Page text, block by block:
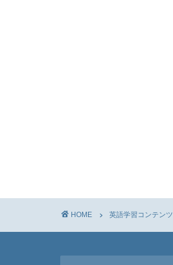
HOME 英語学習コンテンツ